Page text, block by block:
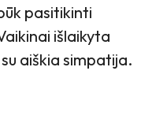
pasitikinti
išlaikyta
aiškia simpatija.